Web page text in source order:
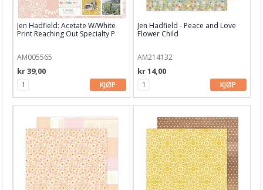
Motiv til kortlaging
Spesial Papir
Stæsj & pynt
Stempler
Blekk, maling & tusj
Embossing
Tags, papirposer & dekorering
Stanseverktøy & tilbehør
Jen Hadfield: Acetate W/White
Print Reaching Out Specialty P
AM005565
kr 39,00
KJØP
Jen Hadfield - Peace and Love
Flower Child
AM214132
kr 14,00
KJØP